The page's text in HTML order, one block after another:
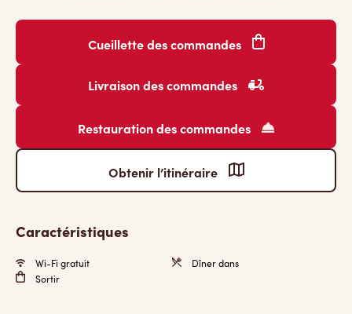
Cueillette des commandes
Livraison des commandes
Restauration des commandes
Obtenir l’itinéraire
Caractéristiques
Wi-Fi gratuit
Dîner dans
Sortir